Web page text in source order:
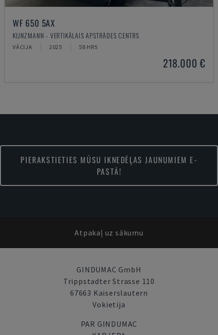
WF 650 5AX
KUNZMANN - VERTIKĀLAIS APSTRĀDES CENTRS
VĀCIJA 2025 58 HRS
218.000 €
PIERAKSTIETIES MŪSU IKNEDĒĻAS JAUNUMIEM E-
PASTĀ!
Atpakaļ uz sākumu
GINDUMAC GmbH
Trippstadter Strasse 110
67663 Kaiserslautern
Vokietija
PAR GINDUMAC